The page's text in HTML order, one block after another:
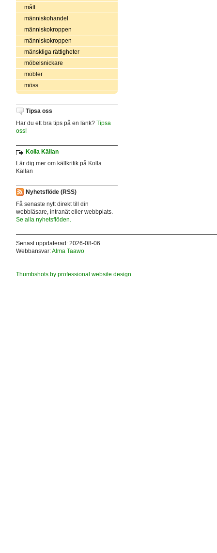
mått
människohandel
människokroppen
människokroppen
mänskliga rättigheter
möbelsnickare
möbler
möss
Tipsa oss
Har du ett bra tips på en länk? Tipsa
oss!
Kolla Källan
Lär dig mer om källkritik på Kolla
Källan
Nyhetsflöde (RSS)
Få senaste nytt direkt till din
webbläsare, intranät eller webbplats.
Se alla nyhetsflöden.
Senast uppdaterad: 2026-08-06
Webbansvar:Alma Taawo
Thumbshots by professional website design